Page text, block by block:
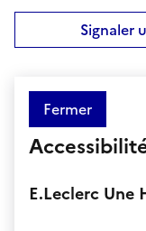
Signaler
Fermer
E.Leclerc Une